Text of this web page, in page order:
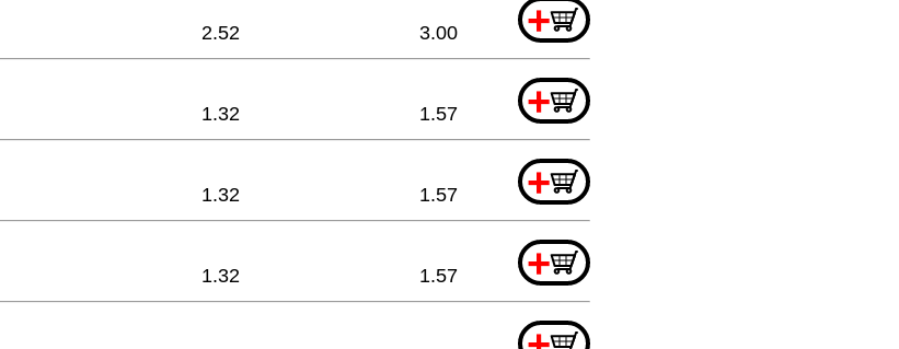
+
2.52 3.00
+
1.32 1.57
+
1.32 1.57
+
1.32 1.57